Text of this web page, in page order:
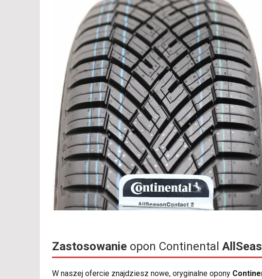
Zastosowanie opon Continental
W naszej ofercie znajdziesz nowe, oryginalne opony